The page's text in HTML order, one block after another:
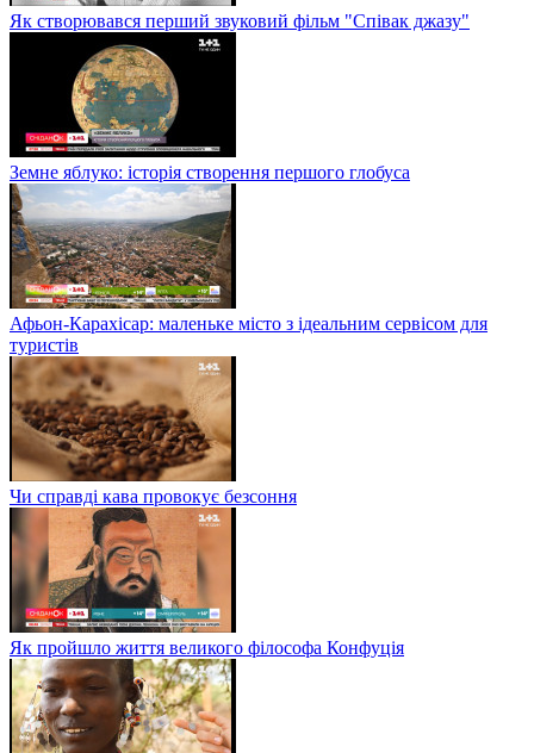
Як створювався перший звуковий фільм "Співак джазу"
Земне яблуко: історія створення першого глобуса
Афьон-Карахісар: маленьке місто з ідеальним сервісом для
туристів
Чи справді кава провокує безсоння
Як пройшло життя великого філософа Конфуція